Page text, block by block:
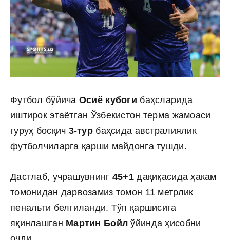
Футбол бўйича Осиё кубоги баҳсларида
иштирок этаётган Ўзбекистон терма жамоаси
гуруҳ босқич 3-тур баҳсида австралиялик
футболчиларга қарши майдонга тушди.
Дастлаб, учрашувнинг 45+1 дақиқасида ҳакам
томонидан дарвозамиз томон 11 метрлик
пенальти белгиланди. Тўп қаршисига
яқинлашган Мартин Бойл ўйинда ҳисобни